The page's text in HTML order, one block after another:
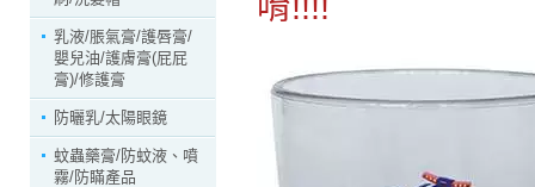
乳液/脹氣膏/護唇膏/
嬰兒油/護膚膏(屁屁
膏)/修護膏
防曬乳/太陽眼鏡
蚊蟲藥膏/防蚊液、噴
霧/防瞞產品